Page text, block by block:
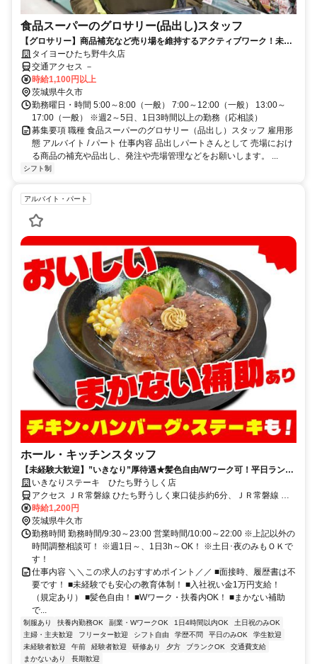
食品スーパーのグロサリー(品出し)スタッフ
【グロサリー】商品補充など売り場を維持するアクティブワーク！未経
験OK 主婦さんを中心に男女活躍中
タイヨーひたち野牛久店
交通アクセス －
時給1,100円以上
茨城県牛久市
勤務曜日・時間 5:00～8:00（一般） 7:00～12:00（一般） 13:00～
17:00（一般） ※週2～5日、1日3時間以上の勤務（応相談）
募集要項 職種 食品スーパーのグロサリー（品出し）スタッフ 雇用形
態 アルバイト / パート 仕事内容 品出しパートさんとして 売場におけ
る商品の補充や品出し、発注や売場管理などをお願いします。 ...
シフト制
アルバイト・パート
ホール・キッチンスタッフ
【未経験大歓迎】”いきなり”厚待遇★髪色自由/Wワーク可！平日ランチ
タイム、土日祝勤務可能な方大歓迎
いきなりステーキ ひたち野うしく店
アクセス ＪＲ常磐線 ひたち野うしく東口徒歩約6分、ＪＲ常磐線 荒
川沖東口徒歩約38分、ＪＲ常磐線 牛久東口徒歩約55分
時給1,200円
茨城県牛久市
勤務時間 勤務時間/9:30～23:00 営業時間/10:00～22:00 ※上記以外の
時間調整相談可！ ※週1日～、1日3h～OK！ ※土日･夜のみもＯＫで
す！
仕事内容 ＼＼この求人のおすすめポイント／／ ■面接時、履歴書は不
要です！ ■未経験でも安心の教育体制！ ■入社祝い金1万円支給！
（規定あり） ■髪色自由！ ■Wワーク・扶養内OK！ ■まかない補助
で...
制服あり 扶養内勤務OK 副業・WワークOK 1日4時間以内OK
土日祝のみOK
主婦・主夫歓迎
フリーター歓迎 シフト自由 学歴不問 平日のみOK
学生歓迎
未経験者歓迎
午前 経験者歓迎 研修あり 夕方 ブランクOK
交通費支給
まかないあり
長期歓迎